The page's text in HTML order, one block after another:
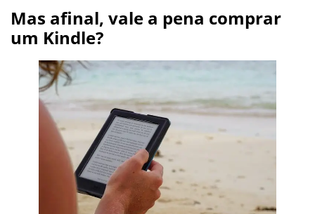
Mas afinal, vale a pena comprar
um Kindle?